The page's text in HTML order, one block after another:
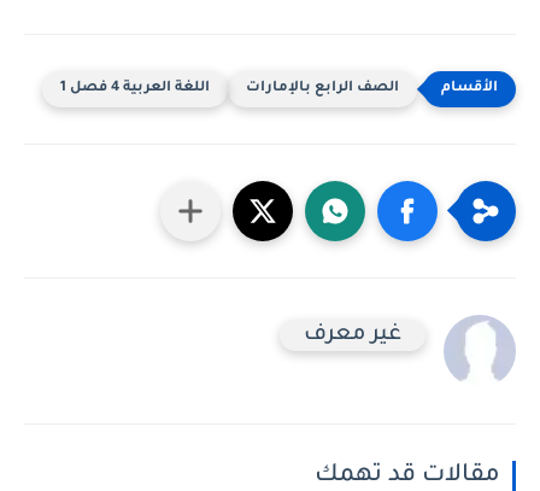
الصف الرابع بالإمارات اللغة العربية 4 فصل 1
غير معرف
مقالات قد تهمك